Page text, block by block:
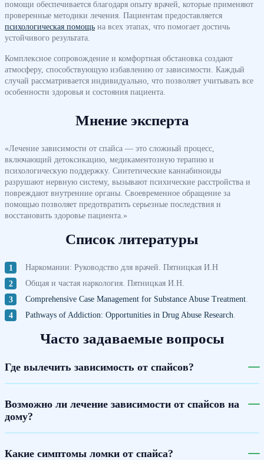
помощи обеспечивается благодаря опыту врачей, которые применяют
проверенные методики лечения. Пациентам предоставляется
психологическая помощь на всех этапах, что помогает достичь
устойчивого результата.
Комплексное сопровождение и комфортная обстановка создают
атмосферу, способствующую избавлению от зависимости. Каждый
случай рассматривается индивидуально, что позволяет учитывать все
особенности здоровья и состояния пациента.
Мнение эксперта
«Лечение зависимости от спайса — это сложный процесс,
включающий детоксикацию, медикаментозную терапию и
психологическую поддержку. Синтетические каннабиноиды
разрушают нервную систему, вызывают психические расстройства и
повреждают внутренние органы. Своевременное обращение за
помощью позволяет предотвратить серьезные последствия и
восстановить здоровье пациента.»
Список литературы
Наркомании: Руководство для врачей. Пятницкая И.Н
Общая и частая наркология. Пятницкая И.Н.
Comprehensive Case Management for Substance Abuse Treatment
Pathways of Addiction: Opportunities in Drug Abuse Research
Часто задаваемые вопросы
Где вылечить зависимость от спайсов?
Возможно ли лечение зависимости от спайсов на
дому?
Какие симптомы ломки от спайса?